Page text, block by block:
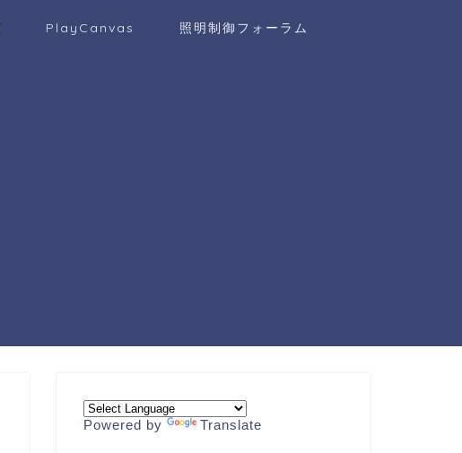
PlayCanvas 照明制御フォーラム
Powered by Translate